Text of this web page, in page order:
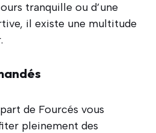
tranquille ou d’une
il existe une multitude
de Fourcés vous
pleinement des